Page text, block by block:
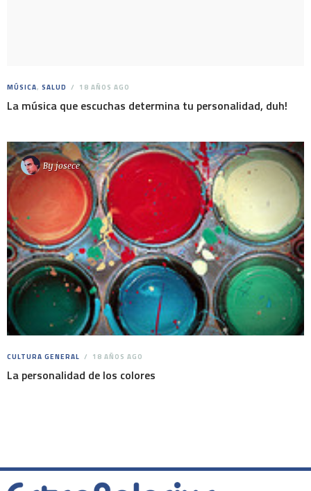
MÚSICA, SALUD 18 AÑOS AGO
La música que escuchas determina tu personalidad, duh!
Byjosece
CULTURA GENERAL 18 AÑOS AGO
La personalidad de los colores